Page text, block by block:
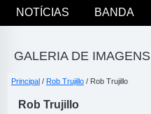
NOTÍCIAS BANDA
GALERIA DE IMAGENS
Principal / Rob Trujillo / Rob Trujillo
Rob Trujillo